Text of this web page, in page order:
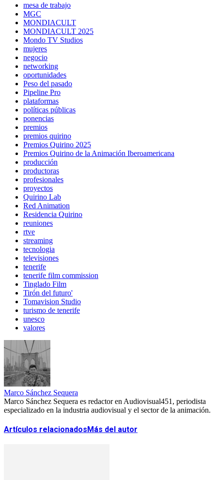
mesa de trabajo
MGC
MONDIACULT
MONDIACULT 2025
Mondo TV Studios
mujeres
negocio
networking
oportunidades
Peso del pasado
Pipeline Pro
plataformas
políticas públicas
ponencias
premios
premios quirino
Premios Quirino 2025
Premios Quirino de la Animación Iberoamericana
producción
productoras
profesionales
proyectos
Quirino Lab
Red Animation
Residencia Quirino
reuniones
rtve
streaming
tecnologia
televisiones
tenerife
tenerife film commission
Tinglado Film
Tirón del futuro'
Tomavision Studio
turismo de tenerife
unesco
valores
Marco Sánchez Sequera
Marco Sánchez Sequera es redactor en Audiovisual451, periodista
especializado en la industria audiovisual y el sector de la animación.
Artículos relacionadosMás del autor